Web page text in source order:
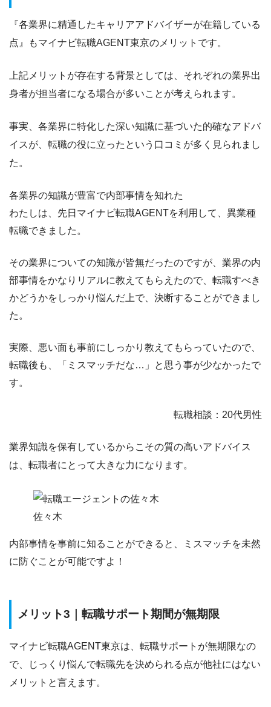
『各業界に精通したキャリアアドバイザーが在籍している
点』
もマイナビ転職AGENT東京のメリットです。
上記メリットが存在する背景としては、 それぞれの業界出
身者が担当者になる場合が多いこと が考えられます。
事実、各業界に特化した深い知識に基づいた的確なアドバ
イスが、転職の役に立ったという口コミが多く見られまし
た。
各業界の知識が豊富で内部事情を知れた
わたしは、先日マイナビ転職AGENTを利用して、異業種
転職できました。
その業界についての知識が皆無だったのですが、 業界の内
部事情をかなりリアルに教えてもらえたので、転職すべき
かどうかをしっかり悩んだ上で、決断することができまし
た。
実際、悪い面も事前にしっかり教えてもらっていたので、
転職後も、「ミスマッチだな…」と思う事が少なかったで
す。
転職相談：20代男性
業界知識を保有しているからこその質の高いアドバイス
は、転職者にとって大きな力になります。
佐々木
内部事情を事前に知ることができると、
ミスマッチを未然
に防ぐことが可能ですよ！
メリット3｜転職サポート期間が無期限
マイナビ転職AGENT東京は、 転職サポートが無期限なの
で、じっくり悩んで転職先を決められる点が他社にはない
メリットと言えます。